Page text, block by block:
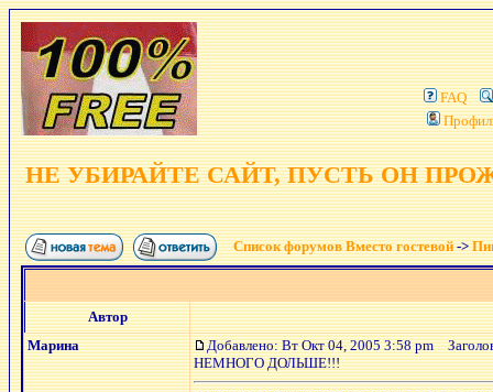
FAQ
НЕ УБИРАЙТЕ САЙТ, ПУСТЬ ОН
Список форумов Вместо гостевой->
Автор
Марина
Добавлено: Вт Окт 04, 2005 3:58 pm
НЕМНОГО ДОЛЬШЕ!!!